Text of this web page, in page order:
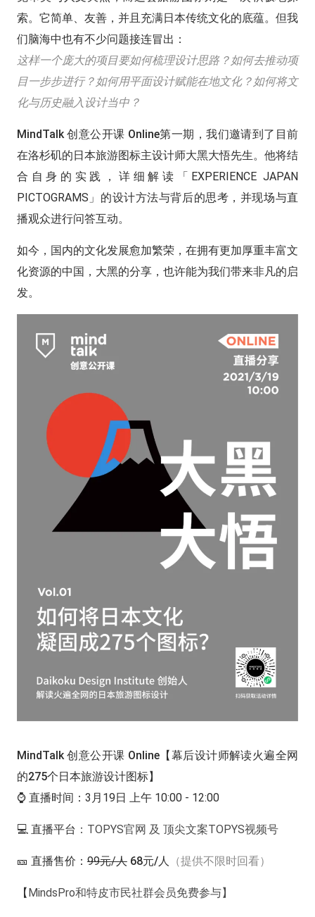
索。 它简单、友善，并且充满日本传统文化的底蕴。但我
们脑海中也有不少问题接连冒出：
这样一个庞大的项目要如何梳理设计思路？如何去推动项
目一步步进行？如何用平面设计赋能在地文化？如何将文
化与历史融入设计当中？
MindTalk 创意公开课 Online第一期，我们邀请到了目前
在洛杉矶的日本旅游图标主设计师大黑大悟先生。他将结
合自身的实践，详细解读「EXPERIENCE JAPAN
PICTOGRAMS」的设计方法与背后的思考，并现场与直
播观众进行问答互动。
如今，国内的文化发展愈加繁荣，在拥有更加厚重丰富文
化资源的中国，大黑的分享，也许能为我们带来非凡的启
发。
MindTalk 创意公开课 Online【幕后设计师解读火遍全网
的275个日本旅游设计图标】
⌚️ 直播时间： 3月19日 上午 10:00 - 12:00
💻 直播平台 ： TOPYS官网 及 顶尖文案TOPYS视频号
🎫 直播售价： 99元/人 68元/人 （提供不限时回看）
【MindsPro和特皮市民社群会员免费参与】